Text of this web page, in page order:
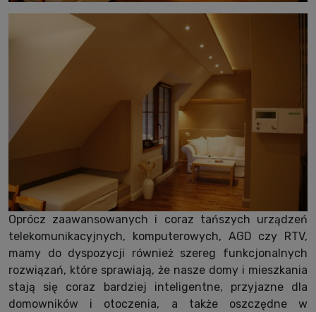
Oprócz zaawansowanych i coraz tańszych urządzeń
telekomunikacyjnych, komputerowych, AGD czy RTV,
mamy do dyspozycji również szereg funkcjonalnych
rozwiązań, które sprawiają, że nasze domy i mieszkania
stają się coraz bardziej inteligentne, przyjazne dla
domowników i otoczenia, a także oszczędne w